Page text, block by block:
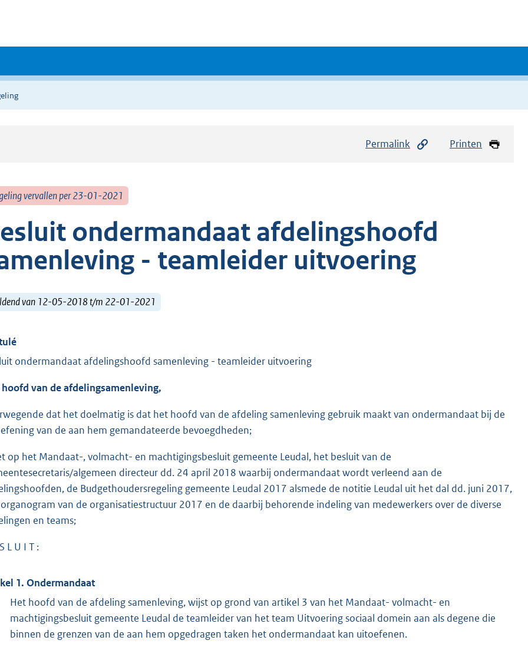
Permalink Printen
vervallen per 23-01-2021
ondermandaat afdelingshoofd
- teamleider uitvoering
van 12-05-2018 t/m 22-01-2021
ondermandaat afdelingshoofd samenleving - teamleider uitvoering
hoofd van de afdelingsamenleving,
dat het doelmatig is dat het hoofd van de afdeling samenleving gebruik maakt van ondermandaat bij de
van de aan hem gemandateerde bevoegdheden;
op het Mandaat-, volmacht- en machtigingsbesluit gemeente Leudal, het besluit van de
algemeen directeur dd. 24 april 2018 waarbij ondermandaat wordt verleend aan de
de Budgethoudersregeling gemeente Leudal 2017 alsmede de notitie Leudal uit het dal dd. juni 2017,
van de organisatiestructuur 2017 en de daarbij behorende indeling van medewerkers over de diverse
en teams;
L U I T :
1. Ondermandaat
Het hoofd van de afdeling samenleving, wijst op grond van artikel 3 van het Mandaat- volmacht- en
machtigingsbesluit gemeente Leudal de teamleider van het team Uitvoering sociaal domein aan als degene die
binnen de grenzen van de aan hem opgedragen taken het ondermandaat kan uitoefenen.